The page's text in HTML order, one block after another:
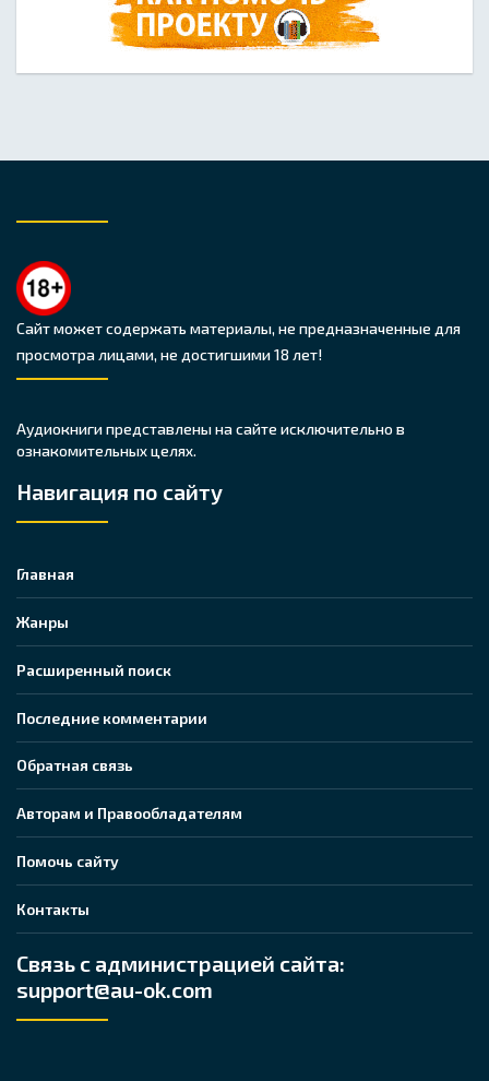
Сайт может содержать материалы, не предназначенные для
просмотра лицами, не достигшими 18 лет!
Аудиокниги представлены на сайте исключительно в
ознакомительных целях.
Навигация по сайту
Главная
Жанры
Расширенный поиск
Последние комментарии
Обратная связь
Авторам и Правообладателям
Помочь сайту
Контакты
Связь с администрацией сайта:
support@au-ok.com